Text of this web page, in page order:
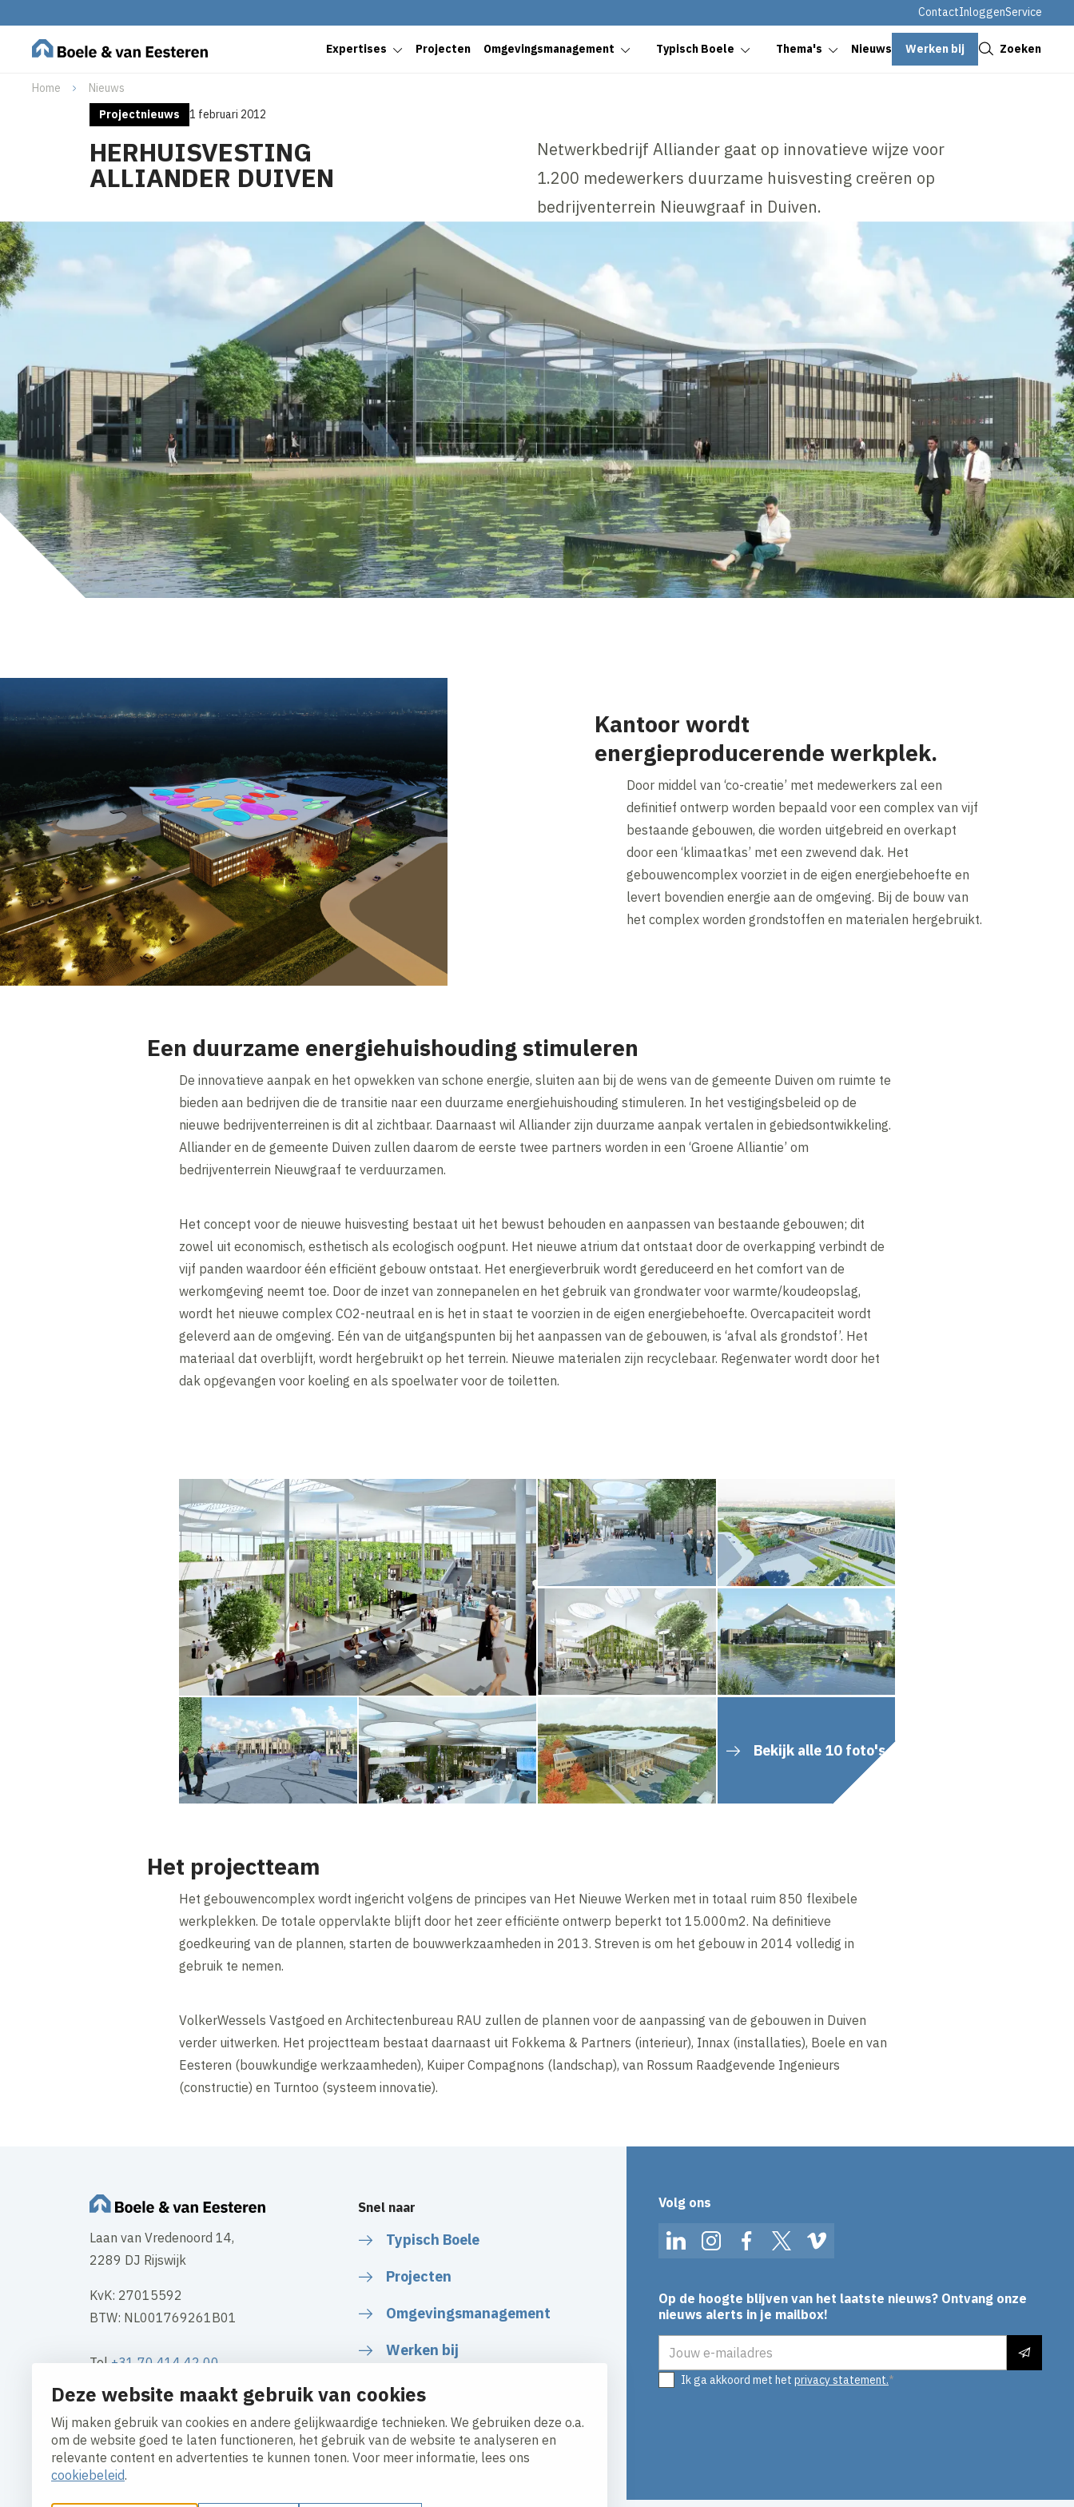
Deze website maakt gebruik van cookies
Wij maken gebruik van cookies en andere gelijkwaardige technieken. We gebruiken deze o.a.
om de website goed te laten functioneren, het gebruik van de website te analyseren en
relevante content en advertenties te kunnen tonen. Voor meer informatie, lees ons
cookiebeleid.
ContactInloggenService
Expertises Projecten Omgevingsmanagement Typisch Boele Thema's Nieuws Werken bij Zoeken
Home
Nieuws
Projectnieuws
1 februari 2012
HERHUISVESTING
ALLIANDER DUIVEN
Netwerkbedrijf Alliander gaat op innovatieve wijze voor
1.200 medewerkers duurzame huisvesting creëren op
bedrijventerrein Nieuwgraaf in Duiven.
Kantoor wordt
energieproducerende werkplek.
Door middel van ‘co-creatie’ met medewerkers zal een
definitief ontwerp worden bepaald voor een complex van vijf
bestaande gebouwen, die worden uitgebreid en overkapt
door een ‘klimaatkas’ met een zwevend dak. Het
gebouwencomplex voorziet in de eigen energiebehoefte en
levert bovendien energie aan de omgeving. Bij de bouw van
het complex worden grondstoffen en materialen hergebruikt.
Een duurzame energiehuishouding stimuleren
De innovatieve aanpak en het opwekken van schone energie, sluiten aan bij de wens van de gemeente Duiven om ruimte te
bieden aan bedrijven die de transitie naar een duurzame energiehuishouding stimuleren. In het vestigingsbeleid op de
nieuwe bedrijventerreinen is dit al zichtbaar. Daarnaast wil Alliander zijn duurzame aanpak vertalen in gebiedsontwikkeling.
Alliander en de gemeente Duiven zullen daarom de eerste twee partners worden in een ‘Groene Alliantie’ om
bedrijventerrein Nieuwgraaf te verduurzamen.
Het concept voor de nieuwe huisvesting bestaat uit het bewust behouden en aanpassen van bestaande gebouwen; dit
zowel uit economisch, esthetisch als ecologisch oogpunt. Het nieuwe atrium dat ontstaat door de overkapping verbindt de
vijf panden waardoor één efficiënt gebouw ontstaat. Het energieverbruik wordt gereduceerd en het comfort van de
werkomgeving neemt toe. Door de inzet van zonnepanelen en het gebruik van grondwater voor warmte/koudeopslag,
wordt het nieuwe complex CO2-neutraal en is het in staat te voorzien in de eigen energiebehoefte. Overcapaciteit wordt
geleverd aan de omgeving. Eén van de uitgangspunten bij het aanpassen van de gebouwen, is ‘afval als grondstof’. Het
materiaal dat overblijft, wordt hergebruikt op het terrein. Nieuwe materialen zijn recyclebaar. Regenwater wordt door het
dak opgevangen voor koeling en als spoelwater voor de toiletten.
Bekijk alle 10 foto's
Het projectteam
Het gebouwencomplex wordt ingericht volgens de principes van Het Nieuwe Werken met in totaal ruim 850 flexibele
werkplekken. De totale oppervlakte blijft door het zeer efficiënte ontwerp beperkt tot 15.000m2. Na definitieve
goedkeuring van de plannen, starten de bouwwerkzaamheden in 2013. Streven is om het gebouw in 2014 volledig in
gebruik te nemen.
VolkerWessels Vastgoed en Architectenbureau RAU zullen de plannen voor de aanpassing van de gebouwen in Duiven
verder uitwerken. Het projectteam bestaat daarnaast uit Fokkema & Partners (interieur), Innax (installaties), Boele en van
Eesteren (bouwkundige werkzaamheden), Kuiper Compagnons (landschap), van Rossum Raadgevende Ingenieurs
(constructie) en Turntoo (systeem innovatie).
Laan van Vredenoord 14,
2289 DJ Rijswijk
KvK: 27015592
BTW: NL001769261B01
Tel+31 70 414 42 00
info@boele.nl
Contact
Snel naar
Typisch Boele
Projecten
Omgevingsmanagement
Werken bij
Plan uw route
Volg ons
LinkedInInstagramFacebookTwitterVimeo
Op de hoogte blijven van het laatste nieuws? Ontvang onze
nieuws alerts in je mailbox!
Ik ga akkoord met het privacy statement.
Sluiten